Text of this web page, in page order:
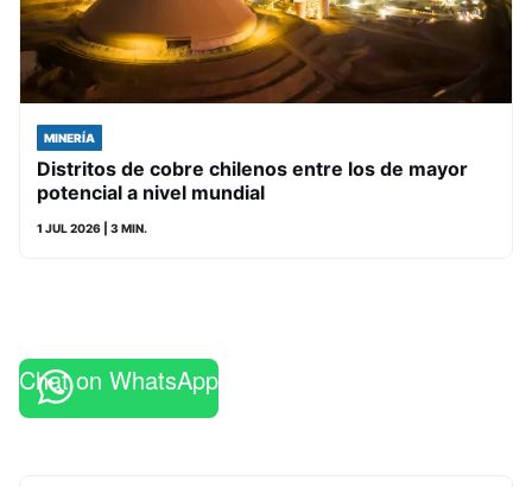
MINERÍA
Distritos de cobre chilenos entre los de mayor
potencial a nivel mundial
1 JUL 2026 | 3 MIN.
Chat on WhatsApp